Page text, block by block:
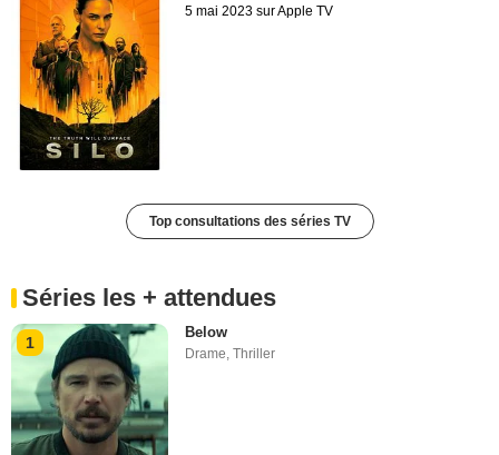
5 mai 2023 sur Apple TV
Top consultations des séries TV
Séries les + attendues
1
Below
Drame,Thriller